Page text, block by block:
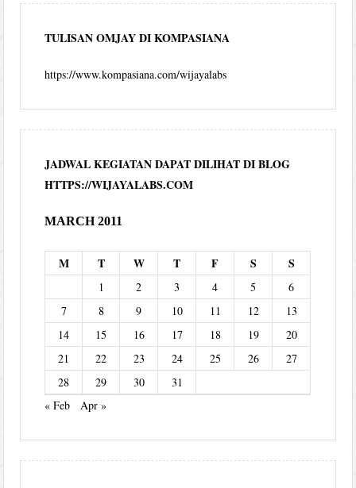
TULISAN OMJAY DI KOMPASIANA
https://www.kompasiana.com/wijayalabs
JADWAL KEGIATAN DAPAT DILIHAT DI BLOG
HTTPS://WIJAYALABS.COM
MARCH 2011
M T W T F S S
1 2 3 4 5
6
7
8 9 10 11 12
13
14
15 16 17 18 19
20
21
22 23 24 25 26
27
28
29 30
31
« Feb
Apr »